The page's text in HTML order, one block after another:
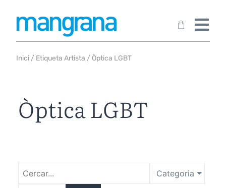
Inici / Etiqueta Artista / Òptica LGBT
Òptica LGBT
Categoria